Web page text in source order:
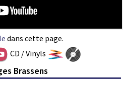
dans cette page.
CD / Vinyls
Brassens